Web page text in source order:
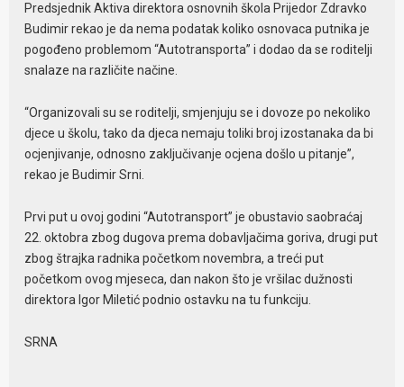
Predsjednik Aktiva direktora osnovnih škola Prijedor Zdravko
Budimir rekao je da nema podatak koliko osnovaca putnika je
pogođeno problemom “Autotransporta” i dodao da se roditelji
snalaze na različite načine.
“Organizovali su se roditelji, smjenjuju se i dovoze po nekoliko
djece u školu, tako da djeca nemaju toliki broj izostanaka da bi
ocjenjivanje, odnosno zaključivanje ocjena došlo u pitanje”,
rekao je Budimir Srni.
Prvi put u ovoj godini “Autotransport” je obustavio saobraćaj
22. oktobra zbog dugova prema dobavljačima goriva, drugi put
zbog štrajka radnika početkom novembra, a treći put
početkom ovog mjeseca, dan nakon što je vršilac dužnosti
direktora Igor Miletić podnio ostavku na tu funkciju.
SRNA